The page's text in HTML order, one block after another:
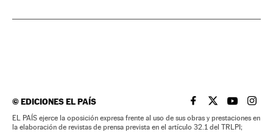
©EDICIONES EL PAÍS EL PAÍS BRASIL EN
EL PAÍSEL PAÍS
EL
EL PAÍS ejerce la oposición expresa frente al uso de sus obras y prestaciones en
la elaboración de revistas de prensa prevista en el artículo 32.1 del TRLPI;